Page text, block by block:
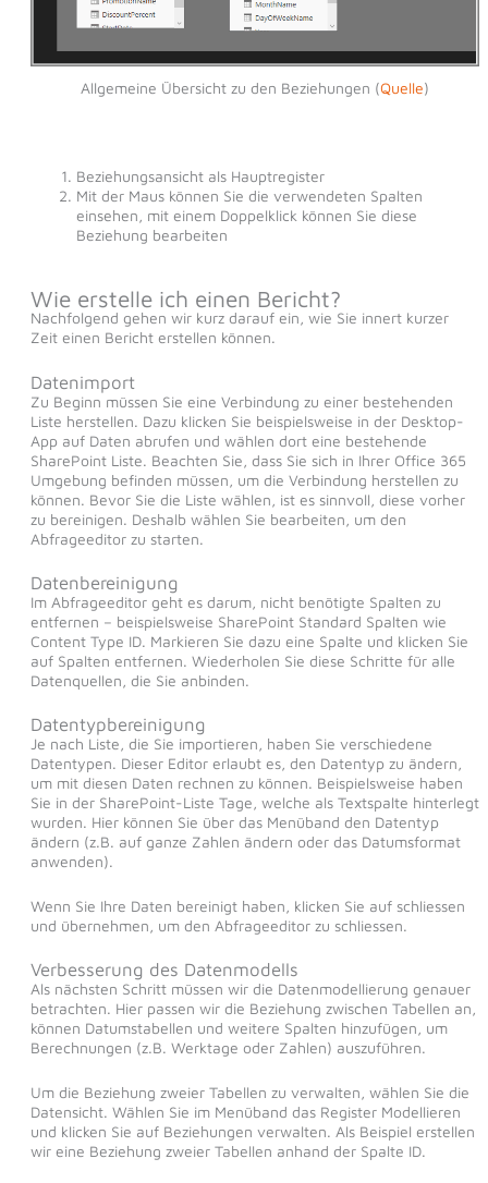
Allgemeine Übersicht zu den Beziehungen (Quelle)
Beziehungsansicht als Hauptregister
Mit der Maus können Sie die verwendeten Spalten
einsehen, mit einem Doppelklick können Sie diese
Beziehung bearbeiten
Wie erstelle ich einen Bericht?
Nachfolgend gehen wir kurz darauf ein, wie Sie innert kurzer
Zeit einen Bericht erstellen können.
Datenimport
Zu Beginn müssen Sie eine Verbindung zu einer bestehenden
Liste herstellen. Dazu klicken Sie beispielsweise in der Desktop-
App auf Daten abrufen und wählen dort eine bestehende
SharePoint Liste. Beachten Sie, dass Sie sich in Ihrer Office 365
Umgebung befinden müssen, um die Verbindung herstellen zu
können. Bevor Sie die Liste wählen, ist es sinnvoll, diese vorher
zu bereinigen. Deshalb wählen Sie bearbeiten, um den
Abfrageeditor zu starten.
Datenbereinigung
Im Abfrageeditor geht es darum, nicht benötigte Spalten zu
entfernen – beispielsweise SharePoint Standard Spalten wie
Content Type ID. Markieren Sie dazu eine Spalte und klicken Sie
auf Spalten entfernen. Wiederholen Sie diese Schritte für alle
Datenquellen, die Sie anbinden.
Datentypbereinigung
Je nach Liste, die Sie importieren, haben Sie verschiedene
Datentypen. Dieser Editor erlaubt es, den Datentyp zu ändern,
um mit diesen Daten rechnen zu können. Beispielsweise haben
Sie in der SharePoint-Liste Tage, welche als Textspalte hinterlegt
wurden. Hier können Sie über das Menüband den Datentyp
ändern (z.B. auf ganze Zahlen ändern oder das Datumsformat
anwenden).
Wenn Sie Ihre Daten bereinigt haben, klicken Sie auf schliessen
und übernehmen, um den Abfrageeditor zu schliessen.
Verbesserung des Datenmodells
Als nächsten Schritt müssen wir die Datenmodellierung genauer
betrachten. Hier passen wir die Beziehung zwischen Tabellen an,
können Datumstabellen und weitere Spalten hinzufügen, um
Berechnungen (z.B. Werktage oder Zahlen) auszuführen.
Um die Beziehung zweier Tabellen zu verwalten, wählen Sie die
Datensicht. Wählen Sie im Menüband das Register Modellieren
und klicken Sie auf Beziehungen verwalten. Als Beispiel erstellen
wir eine Beziehung zweier Tabellen anhand der Spalte ID.